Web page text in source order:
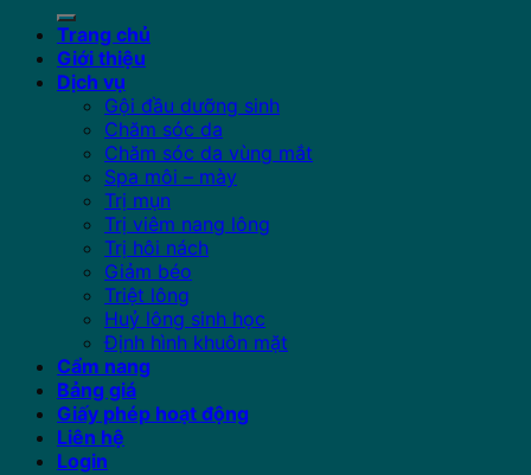
Trang chủ
Giới thiệu
Dịch vụ
Gội đầu dưỡng sinh
Chăm sóc da
Chăm sóc da vùng mắt
Spa môi – mày
Trị mụn
Trị viêm nang lông
Trị hôi nách
Giảm béo
Triệt lông
Huỷ lông sinh học
Định hình khuôn mặt
Cẩm nang
Bảng giá
Giấy phép hoạt động
Liên hệ
Login